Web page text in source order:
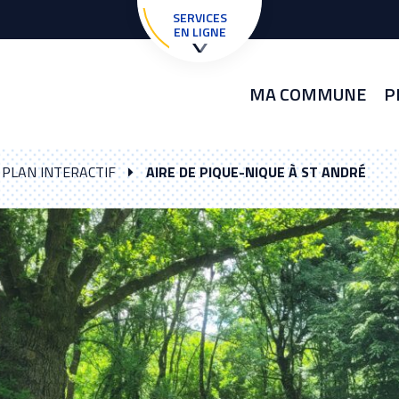
SERVICES
EN LIGNE
MA COMMUNE
PLAN INTERACTIF AIRE DE PIQUE-NIQUE À ST ANDRÉ